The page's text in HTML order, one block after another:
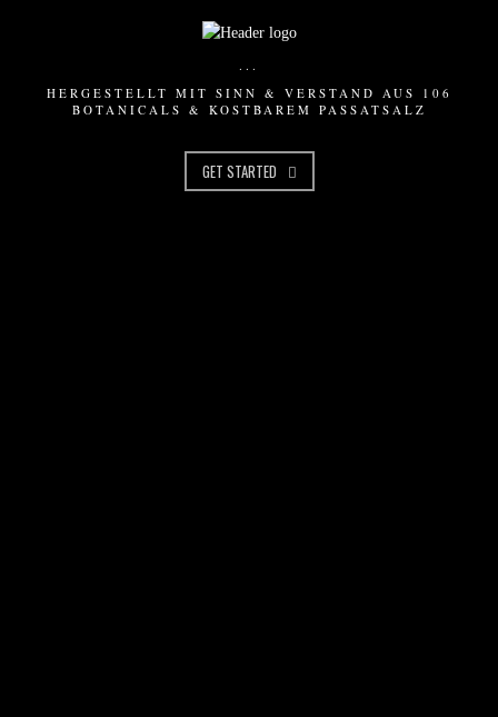
...
HERGESTELLT MIT SINN & VERSTAND AUS 106
BOTANICALS & KOSTBAREM PASSATSALZ
GET STARTED